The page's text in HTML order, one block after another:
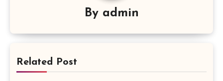
By admin
Related Post